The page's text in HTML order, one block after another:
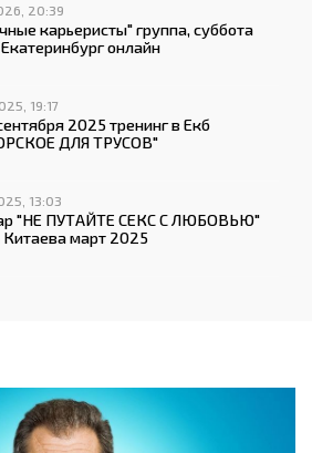
20:39
карьеристы" группа, суббота
онлайн
19:17
2025 тренинг в Екб
ДЛЯ ТРУСОВ"
13:03
"НЕ ПУТАЙТЕ СЕКС С ЛЮБОВЬЮ"
Китаева март 2025